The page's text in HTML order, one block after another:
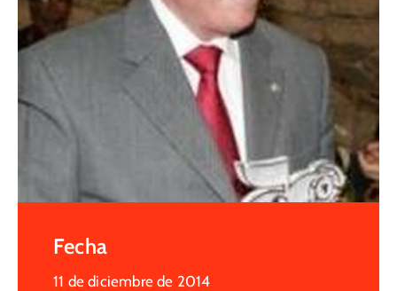
Fecha
11 de diciembre de 2014